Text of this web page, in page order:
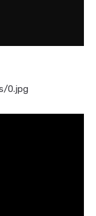
0.jpg